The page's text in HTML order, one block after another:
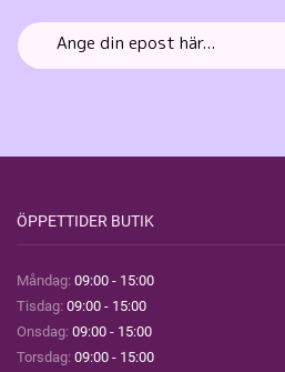
ÖPPETTIDER BUTIK
Måndag: 09:00 - 15:00
Tisdag: 09:00 - 15:00
Onsdag: 09:00 - 15:00
Torsdag: 09:00 - 15:00